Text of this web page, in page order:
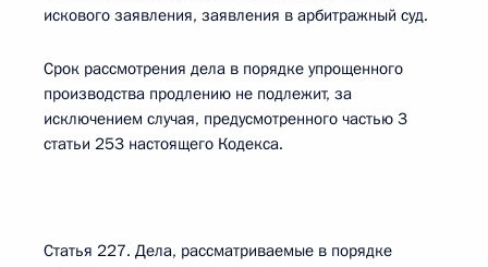
искового заявления, заявления в арбитражный суд.
Срок рассмотрения дела в порядке упрощенного
производства продлению не подлежит, за
исключением случая, предусмотренного частью 3
статьи 253 настоящего Кодекса.
Статья 227. Дела, рассматриваемые в порядке